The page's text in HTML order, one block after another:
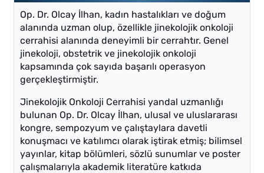
Op. Dr. Olcay İlhan, kadın hastalıkları ve doğum
alanında uzman olup, özellikle jinekolojik onkoloji
cerrahisi alanında deneyimli bir cerrahtır. Genel
jinekoloji, obstetrik ve jinekolojik onkoloji
kapsamında çok sayıda başarılı operasyon
gerçekleştirmiştir.
Jinekolojik Onkoloji Cerrahisi yandal uzmanlığı
bulunan Op. Dr. Olcay İlhan, ulusal ve uluslararası
kongre, sempozyum ve çalıştaylara davetli
konuşmacı ve katılımcı olarak iştirak etmiş; bilimsel
yayınlar, kitap bölümleri, sözlü sunumlar ve poster
çalışmalarıyla akademik literatüre katkıda